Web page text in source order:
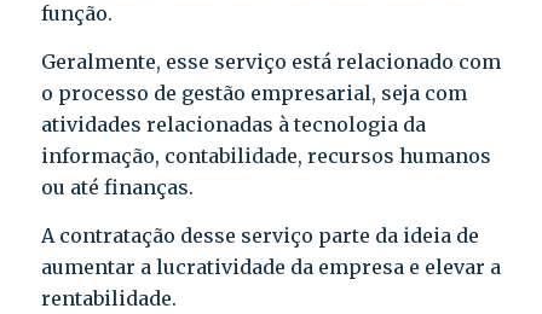
função.
Geralmente, esse serviço está relacionado com
o processo de gestão empresarial, seja com
atividades relacionadas à tecnologia da
informação, contabilidade, recursos humanos
ou até finanças.
A contratação desse serviço parte da ideia de
aumentar a lucratividade da empresa e elevar a
rentabilidade.